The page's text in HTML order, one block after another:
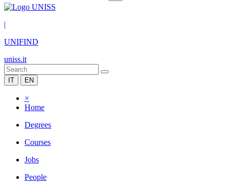
|
UNIFIND
uniss.it
IT EN
×
Home
Degrees
Courses
Jobs
People